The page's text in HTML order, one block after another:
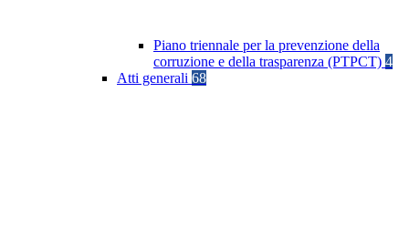
Piano triennale per la prevenzione della
corruzione e della trasparenza (PTPCT) 4
Atti generali 68